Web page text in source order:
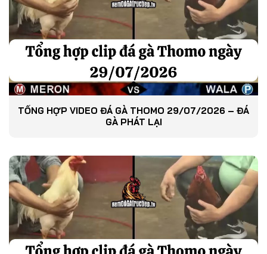
TỔNG HỢP VIDEO ĐÁ GÀ THOMO 29/07/2026 – ĐÁ
GÀ PHÁT LẠI